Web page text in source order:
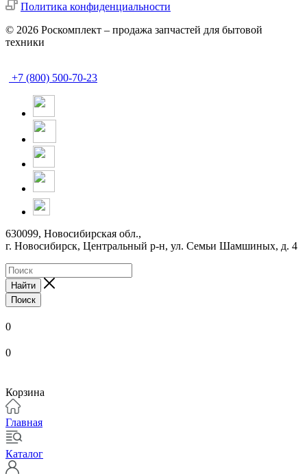
Политика конфиденциальности
© 2026 Роскомплект – продажа запчастей для бытовой
техники
+7 (800) 500-70-23
630099, Новосибирская обл.,
г. Новосибирск, Центральный р-н, ул. Семьи Шамшиных, д. 4
Найти
Поиск
0
0
Корзина
Главная
Каталог